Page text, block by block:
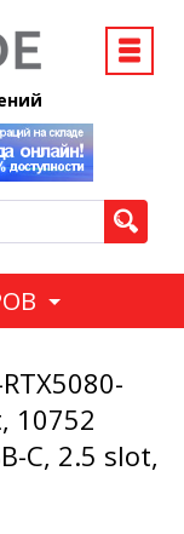
10752
C, 2.5 slot,